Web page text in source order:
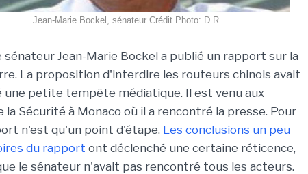
Jean-Marie Bockel, sénateur Crédit Photo: D.R
sénateur Jean-Marie Bockel a publié un rapport sur la
La proposition d'interdire les routeurs chinois avait
une petite tempête médiatique. Il est venu aux
la Sécurité à Monaco où il a rencontré la presse. Pour
n'est qu'un point d'étape. Les conclusions un peu
du rapport ont déclenché une certaine réticence,
le sénateur n'avait pas rencontré tous les acteurs.